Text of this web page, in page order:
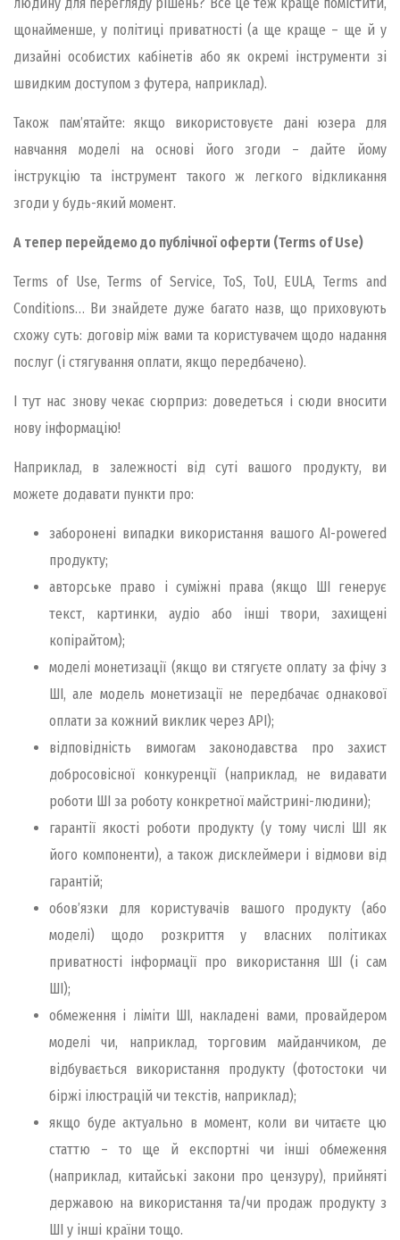
щонайменше, у політиці приватності (а ще краще – ще й у
дизайні особистих кабінетів або як окремі інструменти зі
швидким доступом з футера, наприклад).
Також памʼятайте: якщо використовуєте дані юзера для
навчання моделі на основі його згоди – дайте йому
інструкцію та інструмент такого ж легкого відкликання
згоди у будь-який момент.
А тепер перейдемо до публічної оферти (Terms of Use)
Terms of Use, Terms of Service, ToS, ToU, EULA, Terms and
Conditions… Ви знайдете дуже багато назв, що приховують
схожу суть: договір між вами та користувачем щодо надання
послуг (і стягування оплати, якщо передбачено).
І тут нас знову чекає сюрприз: доведеться і сюди вносити
нову інформацію!
Наприклад, в залежності від суті вашого продукту, ви
можете додавати пункти про:
заборонені випадки використання вашого AI-powered
продукту;
авторське право і суміжні права (якщо ШІ генерує
текст, картинки, аудіо або інші твори, захищені
копірайтом);
моделі монетизації (якщо ви стягуєте оплату за фічу з
ШІ, але модель монетизації не передбачає однакової
оплати за кожний виклик через АРІ);
відповідність вимогам законодавства про захист
добросовісної конкуренції (наприклад, не видавати
роботи ШІ за роботу конкретної майстрині-людини);
гарантії якості роботи продукту (у тому числі ШІ як
його компоненти), а також дисклеймери і відмови від
гарантій;
обовʼязки для користувачів вашого продукту (або
моделі) щодо розкриття у власних політиках
приватності інформації про використання ШІ (і сам
ШІ);
обмеження і ліміти ШІ, накладені вами, провайдером
моделі чи, наприклад, торговим майданчиком, де
відбувається використання продукту (фотостоки чи
біржі ілюстрацій чи текстів, наприклад);
якщо буде актуально в момент, коли ви читаєте цю
статтю – то ще й експортні чи інші обмеження
(наприклад, китайські закони про цензуру), прийняті
державою на використання та/чи продаж продукту з
ШІ у інші країни тощо.